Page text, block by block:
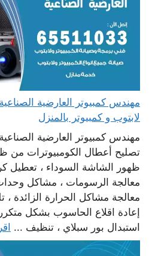
لابتوب و كمبيوتر بالمنزل
مهندس كمبيوتر العارضية
تصليح أعطال الكومبيوترات من
ظهور الشاشة السوداء ، تعطيل
معالجة الرسومات ، مشاكل وحدات
معالجة مشاكل الحرارة الزائدة ،
إعادة اقلاع الحاسوب بشكل
استبدال بور سبلاي ، تنظيف ...